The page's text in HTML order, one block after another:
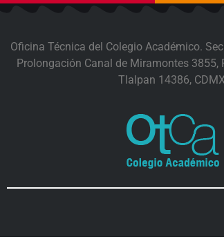
Oficina Técnica del Colegio Académico.
Prolongación Canal de Miramontes 3855,
Tlalpan 14386,